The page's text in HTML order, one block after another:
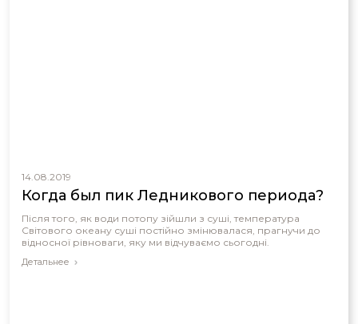
14.08.2019
Когда был пик Ледникового периода?
Після того, як води потопу зійшли з суші, температура
Світового океану суші постійно змінювалася, прагнучи до
відносної рівноваги, яку ми відчуваємо сьогодні.
Детальнее